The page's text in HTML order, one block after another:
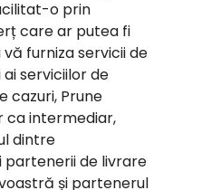
o prin
care ar putea fi
furniza servicii de
serviciilor de
cazuri, Prune
ca intermediar,
dintre
partenerii de livrare
și partenerul